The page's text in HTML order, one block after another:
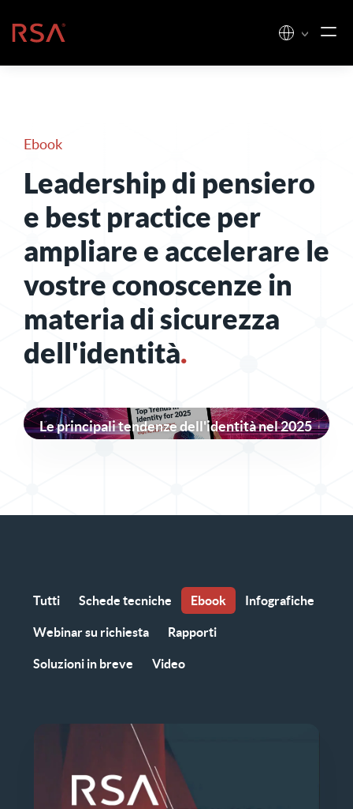
Casa
Ebook
Leadership di pensiero
e best practice per
ampliare e accelerare le
vostre conoscenze in
materia di sicurezza
dell'identità.
Le principali tendenze dell'identità nel 2025
Tutti Schede tecniche Ebook Infografiche
Webinar su richiesta Rapporti
Soluzioni in breve Video